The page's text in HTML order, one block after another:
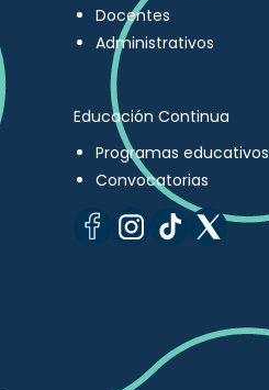
Docentes
Administrativos
Educación Continua
Programas educativos
Convocatorias